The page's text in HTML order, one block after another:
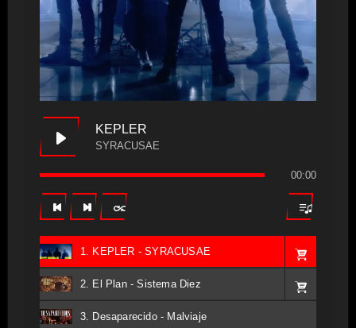
KEPLER
SYRACUSAE
00:00
1. KEPLER - SYRACUSAE
2. El Plan - Sistema Diez
3. Desaparecido - Malviaje